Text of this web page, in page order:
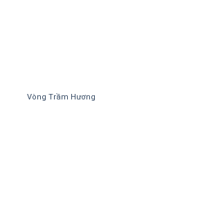
Vòng Trầm Hương